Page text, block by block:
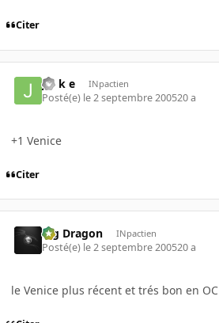
Citer
j o k e INpactien
Posté(e) le 2 septembre 200520 a
+1 Venice
Citer
Big Dragon INpactien
Posté(e) le 2 septembre 200520 a
le Venice plus récent et trés bon en OC